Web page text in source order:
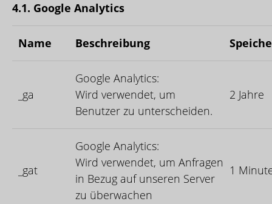
4.1. Google Analytics
Name Beschreibung
_ga
Google Analytics:
Wird verwendet, um
Benutzer zu unterscheiden.
2 Jahre
_gat
Google Analytics:
Wird verwendet, um Anfragen
in Bezug auf unseren Server
zu überwachen
1